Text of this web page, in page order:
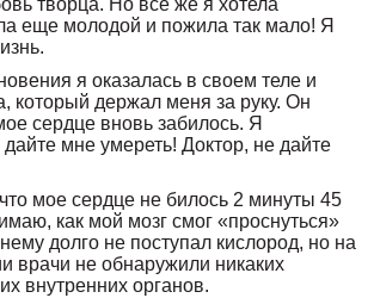
творца. Но все же я хотела
еще молодой и пожила так мало! Я
я оказалась в своем теле и
который держал меня за руку. Он
сердце вновь забилось. Я
мне умереть! Доктор, не дайте
мое сердце не билось 2 минуты 45
как мой мозг смог «проснуться»
нему долго не поступал кислород, но на
врачи не обнаружили никаких
внутренних органов.